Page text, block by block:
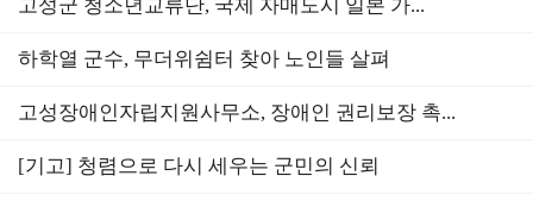
고성군 청소년교류단, 국제 자매도시 일본 가...
하학열 군수, 무더위쉼터 찾아 노인들 살펴
고성장애인자립지원사무소, 장애인 권리보장 촉...
[기고] 청렴으로 다시 세우는 군민의 신뢰